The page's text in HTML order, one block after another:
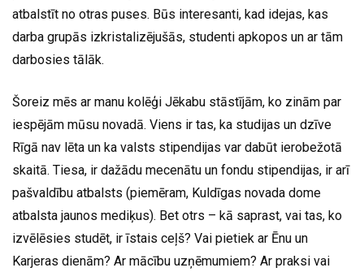
atbalstīt no otras puses. Būs interesanti, kad idejas, kas
darba grupās izkristalizējušās, studenti apkopos un ar tām
darbosies tālāk.
Šoreiz mēs ar manu kolēģi Jēkabu stāstījām, ko zinām par
iespējām mūsu novadā. Viens ir tas, ka studijas un dzīve
Rīgā nav lēta un ka valsts stipendijas var dabūt ierobežotā
skaitā. Tiesa, ir dažādu mecenātu un fondu stipendijas, ir arī
pašvaldību atbalsts (piemēram, Kuldīgas novada dome
atbalsta jaunos mediķus). Bet otrs – kā saprast, vai tas, ko
izvēlēsies studēt, ir īstais ceļš? Vai pietiek ar Ēnu un
Karjeras dienām? Ar mācību uzņēmumiem? Ar praksi vai